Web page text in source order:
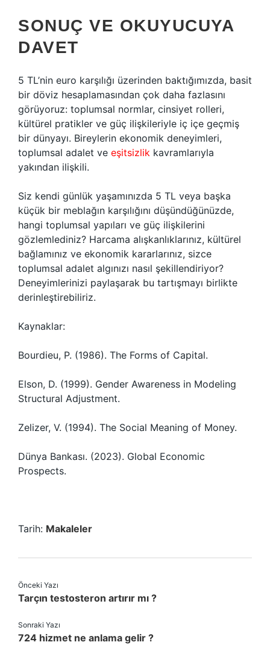
SONUÇ VE OKUYUCUYA
DAVET
5 TL’nin euro karşılığı üzerinden baktığımızda, basit
bir döviz hesaplamasından çok daha fazlasını
görüyoruz: toplumsal normlar, cinsiyet rolleri,
kültürel pratikler ve güç ilişkileriyle iç içe geçmiş
bir dünyayı. Bireylerin ekonomik deneyimleri,
toplumsal adalet ve eşitsizlik kavramlarıyla
yakından ilişkili.
Siz kendi günlük yaşamınızda 5 TL veya başka
küçük bir meblağın karşılığını düşündüğünüzde,
hangi toplumsal yapıları ve güç ilişkilerini
gözlemlediniz? Harcama alışkanlıklarınız, kültürel
bağlamınız ve ekonomik kararlarınız, sizce
toplumsal adalet algınızı nasıl şekillendiriyor?
Deneyimlerinizi paylaşarak bu tartışmayı birlikte
derinleştirebiliriz.
Kaynaklar:
Bourdieu, P. (1986). The Forms of Capital.
Elson, D. (1999). Gender Awareness in Modeling
Structural Adjustment.
Zelizer, V. (1994). The Social Meaning of Money.
Dünya Bankası. (2023). Global Economic
Prospects.
Tarih: Makaleler
Önceki Yazı
Tarçın testosteron artırır mı ?
Sonraki Yazı
724 hizmet ne anlama gelir ?